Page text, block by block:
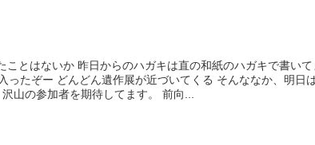
ことはないか 昨日からのハガキは直の和紙のハガキで書いて
ったぞー どんどん遺作展が近づいてくる そんななか、明日
山の参加者を期待してます。 前向...